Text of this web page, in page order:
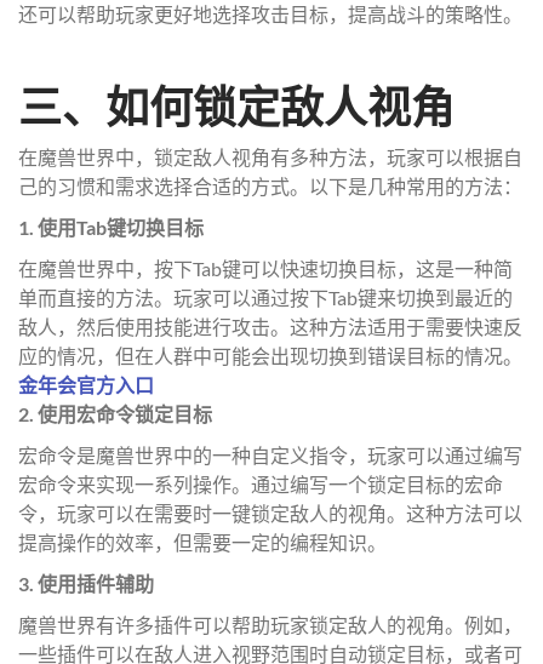
还可以帮助玩家更好地选择攻击目标，提高战斗的策略性。
三、如何锁定敌人视角
在魔兽世界中，锁定敌人视角有多种方法，玩家可以根据自
己的习惯和需求选择合适的方式。以下是几种常用的方法：
1. 使用Tab键切换目标
在魔兽世界中，按下Tab键可以快速切换目标，这是一种简
单而直接的方法。玩家可以通过按下Tab键来切换到最近的
敌人，然后使用技能进行攻击。这种方法适用于需要快速反
应的情况，但在人群中可能会出现切换到错误目标的情况。
金年会官方入口
2. 使用宏命令锁定目标
宏命令是魔兽世界中的一种自定义指令，玩家可以通过编写
宏命令来实现一系列操作。通过编写一个锁定目标的宏命
令，玩家可以在需要时一键锁定敌人的视角。这种方法可以
提高操作的效率，但需要一定的编程知识。
3. 使用插件辅助
魔兽世界有许多插件可以帮助玩家锁定敌人的视角。例如，
一些插件可以在敌人进入视野范围时自动锁定目标，或者可